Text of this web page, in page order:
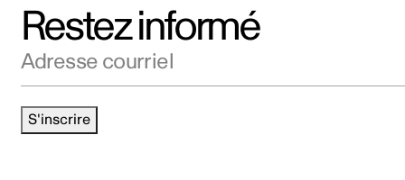
Restez informé
S'inscrire